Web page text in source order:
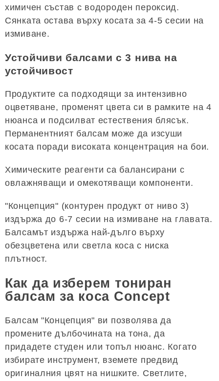
химичен състав с водороден пероксид.
Сянката остава върху косата за 4-5 сесии на
измиване.
Устойчиви балсами с 3 нива на
устойчивост
Продуктите са подходящи за интензивно
оцветяване, променят цвета си в рамките на 4
нюанса и подсилват естествения блясък.
Перманентният балсам може да изсуши
косата поради високата концентрация на бои.
Химическите реагенти са балансирани с
овлажняващи и омекотяващи компоненти.
"Концепция" (контурен продукт от ниво 3)
издържа до 6-7 сесии на измиване на главата.
Балсамът издържа най-дълго върху
обезцветена или светла коса с ниска
плътност.
Как да изберем тониран
балсам за коса Concept
Балсам "Концепция" ви позволява да
промените дълбочината на тона, да
придадете студен или топъл нюанс. Когато
избирате инструмент, вземете предвид
оригиналния цвят на нишките. Светлите,